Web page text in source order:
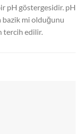
pH göstergesidir. pH
mi olduğunu
tercih edilir.